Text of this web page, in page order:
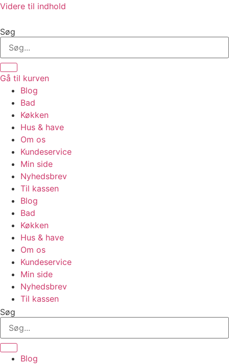
Videre til indhold
Søg
Gå til kurven
Blog
Bad
Køkken
Hus & have
Om os
Kundeservice
Min side
Nyhedsbrev
Til kassen
Blog
Bad
Køkken
Hus & have
Om os
Kundeservice
Min side
Nyhedsbrev
Til kassen
Søg
Blog